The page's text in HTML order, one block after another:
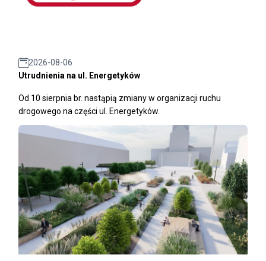
2026-08-06
Utrudnienia na ul. Energetyków
Od 10 sierpnia br. nastąpią zmiany w organizacji ruchu
drogowego na części ul. Energetyków.